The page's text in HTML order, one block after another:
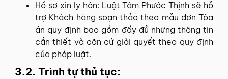
Hồ sơ xin ly hôn: Luật Tâm Phước Thịnh sẽ hỗ
trợ Khách hàng soạn thảo theo mẫu đơn Tòa
án quy định bao gồm đầy đủ những thông tin
cần thiết và căn cứ giải quyết theo quy định
của pháp luật.
3.2. Trình tự thủ tục: